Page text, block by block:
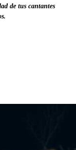
de tus cantantes